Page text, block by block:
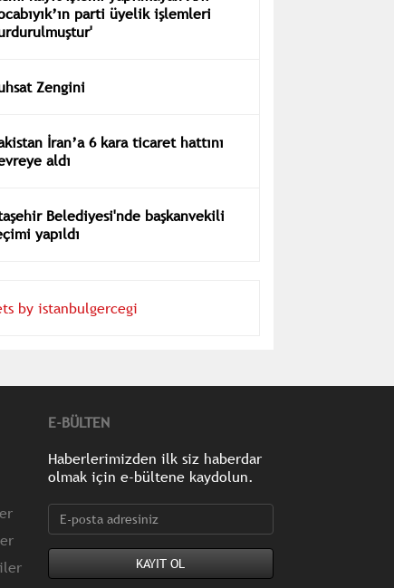
parti üyelik işlemleri
Zengini
İran’a 6 kara ticaret hattını
aldı
Belediyesi'nde başkanvekili
yapıldı
by istanbulgercegi
E-BÜLTEN
Haberlerimizden ilk siz haberdar
olmak için e-bültene kaydolun.